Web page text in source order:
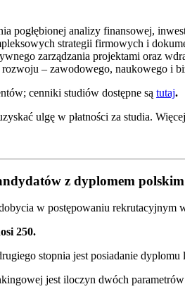
pogłębionej analizy finansowej,
strategii firmowych i
zarządzania projektami oraz
– zawodowego, naukowego i
cenniki studiów dostępne są tutaj.
ulgę w płatności za studia.
z dyplomem polskim
w postępowaniu rekrutacyjnym
250.
stopnia jest posiadanie
jest iloczyn dwóch